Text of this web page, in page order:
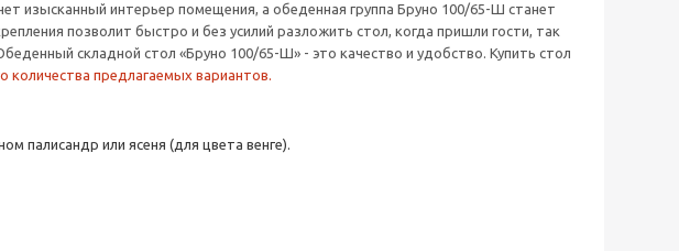
изысканный интерьер помещения, а обеденная группа Бруно 100/65-Ш станет
позволит быстро и без усилий разложить стол, когда пришли гости, так
складной стол «Бруно 100/65-Ш» - это качество и удобство. Купить стол
количества предлагаемых вариантов.
палисандр или ясеня (для цвета венге).